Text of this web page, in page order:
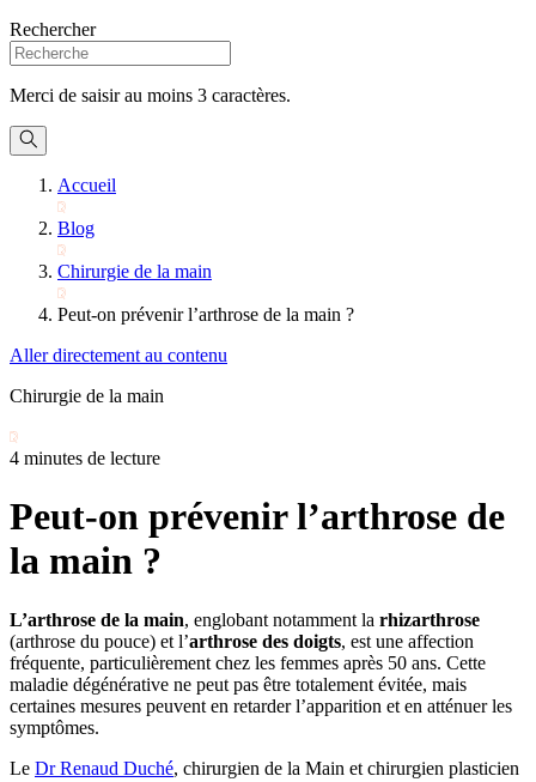
Rechercher
Merci de saisir au moins 3 caractères.
Accueil
Blog
Chirurgie de la main
Peut-on prévenir l’arthrose de la main ?
Aller directement au contenu
Chirurgie de la main
4 minutes de lecture
Peut-on prévenir l’arthrose de
la main ?
​L’arthrose de la main, englobant notamment la rhizarthrose
(arthrose du pouce) et l’arthrose des doigts, est une affection
fréquente, particulièrement chez les femmes après 50 ans. Cette
maladie dégénérative ne peut pas être totalement évitée, mais
certaines mesures peuvent en retarder l’apparition et en atténuer les
symptômes.
Le Dr Renaud Duché, chirurgien de la Main et chirurgien plasticien